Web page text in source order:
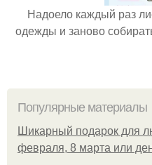
Надоело каждый раз
одежды и заново
Популярные материалы
Шикарный подарок для
февраля, 8 марта или